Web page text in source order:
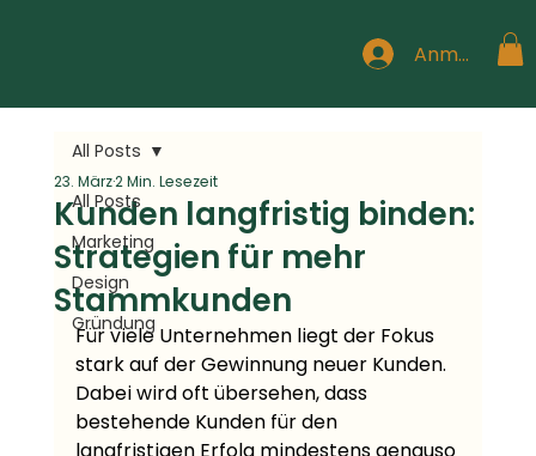
Anmelden
All Posts
Marketing
Design
Gründung
All Posts
Kunden langfristig binden:
Strategien für mehr
Stammkunden
23. März2 Min. Lesezeit
Für viele Unternehmen liegt der Fokus
stark auf der Gewinnung neuer Kunden.
Dabei wird oft übersehen, dass
bestehende Kunden für den